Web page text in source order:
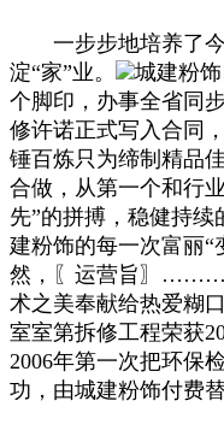
一步步地培养了今
淀“家”业。
城建粉
个脚印，办事全省同
修许诺正式写入合同
锤百炼只为缔制精品
合做，从第一个和行
先”的拼搏，稳健持
建粉饰的每一次富丽“
然，〖运营旨〗
术之美奉献给热爱糊
室室第拆修工程荣获
2006年第一次把环保
功，由城建粉饰付费